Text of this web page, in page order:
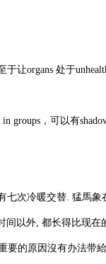
让organs 处于
，可以有
七次冷暖交替. 猛馬象
间以外, 都长得比现在
要的原因沒有办法带